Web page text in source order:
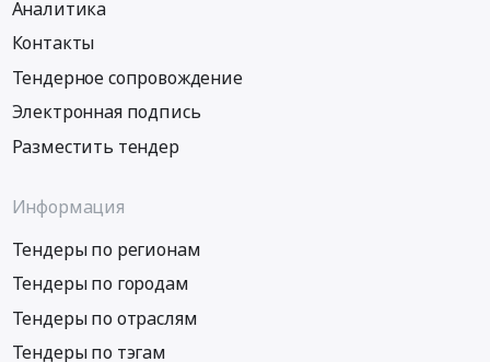
Аналитика
Контакты
Тендерное сопровождение
Электронная подпись
Разместить тендер
Информация
Тендеры по регионам
Тендеры по городам
Тендеры по отраслям
Тендеры по тэгам